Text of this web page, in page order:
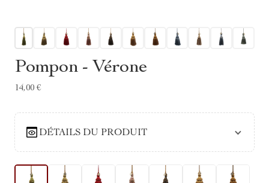
Pompon - Vérone
14,00 €
DÉTAILS DU PRODUIT